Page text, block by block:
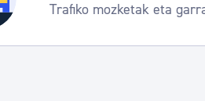
bereziak